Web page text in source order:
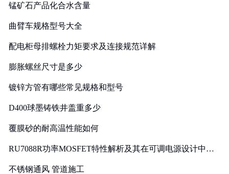
锰矿石产品化合水含量
曲臂车规格型号大全
配电柜母排螺栓力矩要求及连接规范详解
膨胀螺丝尺寸是多少
镀锌方管有哪些常见规格和型号
D400球墨铸铁井盖重多少
覆膜砂的耐高温性能如何
RU7088R功率MOSFET特性解析及其在可调电源设计中的
不锈钢通风 管道施工